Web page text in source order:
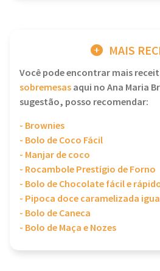
MAIS
Você pode encontrar mais
sobremesasaqui no Ana Maria
sugestão, posso recomendar:
- Brownies
- Bolo de Coco Fácil
- Manjar de coco
- Rocambole Prestígio de Forno
- Bolo de Chocolate fácil e
- Pipoca doce caramelizada
- Bolo de Caneca
- Bolo de Maça e Nozes